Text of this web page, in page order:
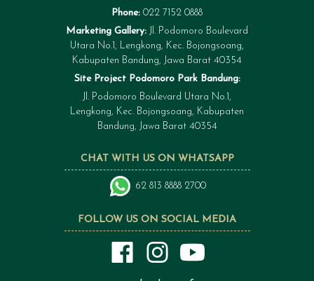
FOLLOW US ON SOCIAL MEDIA
CHAT WITH US ON WHATSAPP
62 813 8888 2700
Phone: 022 7152 0888
Marketing Gallery: Jl. Podomoro Boulevard
Utara No.1, Lengkong, Kec. Bojongsoang,
Kabupaten Bandung, Jawa Barat 40354
Site Project Podomoro Park Bandung:
Jl. Podomoro Boulevard Utara No.1,
Lengkong, Kec. Bojongsoang, Kabupaten
Bandung, Jawa Barat 40354